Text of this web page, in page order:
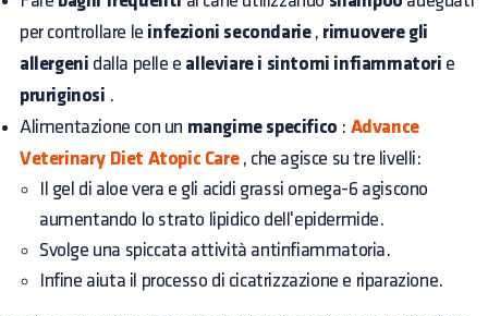
per controllare le infezioni secondarie, rimuovere gli
allergeni dalla pelle e alleviare i sintomi infiammatori e
pruriginosi .
Alimentazione con un mangime specifico : Advance
Veterinary Diet Atopic Care, che agisce su tre livelli:
Il gel di aloe vera e gli acidi grassi omega-6 agiscono
aumentando lo strato lipidico dell'epidermide.
Svolge una spiccata attività antinfiammatoria.
Infine aiuta il processo di cicatrizzazione e riparazione.